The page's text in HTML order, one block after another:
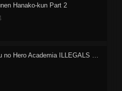
Hanako-kun Part 2
Vigilante: Boku no Hero Academia ILLEGALS Dublado